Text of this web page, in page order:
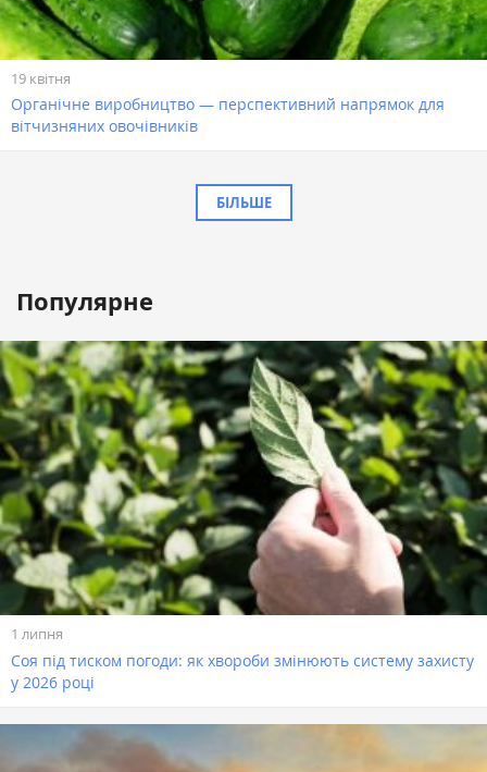
19 квітня
Органічне виробництво — перспективний напрямок для
вітчизняних овочівників
БІЛЬШЕ
Популярне
1 липня
Соя під тиском погоди: як хвороби змінюють систему захисту
у 2026 році